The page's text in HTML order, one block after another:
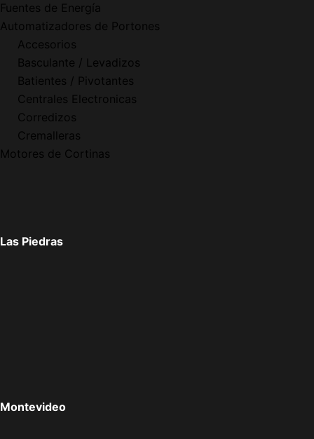
Fuentes de Energía
Automatizadores de Portones
Accesorios
Basculante / Levadizos
Batientes / Pivotantes
Centrales Electronicas
Corredizos
Cremalleras
Motores de Cortinas
Las Piedras
Montevideo